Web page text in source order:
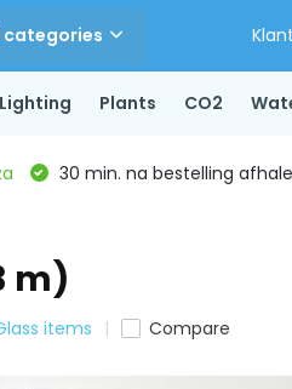
categories
Lighting Plants CO2
30 min. na bestelling
m)
items Compare